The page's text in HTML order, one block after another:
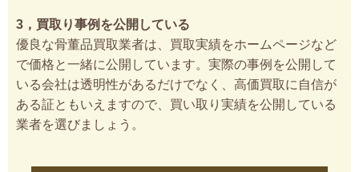
3，買取り事例を公開している
優良な骨董品買取業者は、買取実績をホームページなど
で価格と一緒に公開しています。実際の事例を公開して
いる会社は透明性があるだけでなく、高価買取に自信が
ある証ともいえますので、買い取り実績を公開している
業者を選びましょう。